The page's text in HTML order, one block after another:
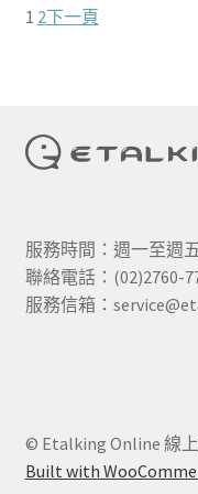
購物車
1 2下一頁
服務時間：週一至週
聯絡電話：(02)2760-
服務信箱：
© Etalking Online 線
Built with